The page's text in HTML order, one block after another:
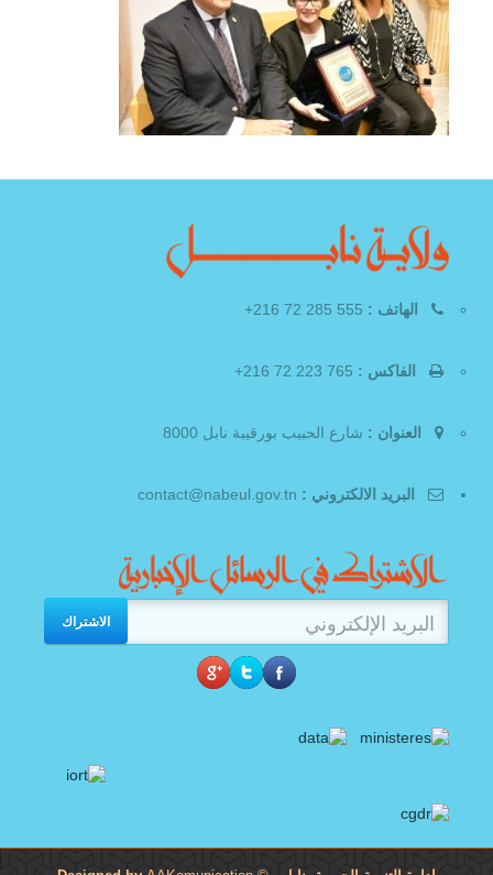
الهاتف :
الفاكس :
العنوان : شارع الحبيب بورقيبة نابل 8000
البريد الالكتروني :
الاشتراك